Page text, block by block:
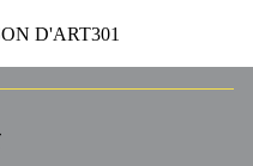
D'ART301